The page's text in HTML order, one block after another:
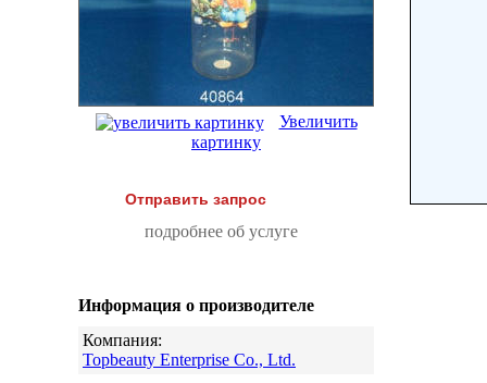
Увеличить
картинку
Отправить запрос
подробнее об услуге
Информация о производителе
Компания:
Topbeauty Enterprise Co., Ltd.